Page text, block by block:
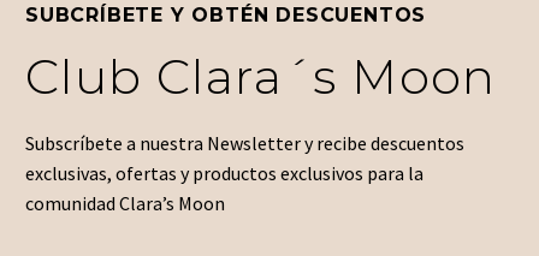
SUBCRÍBETE Y OBTÉN DESCUENTOS
Club Clara´s Moon
Subscríbete a nuestra Newsletter y recibe descuentos
exclusivas, ofertas y productos exclusivos para la
comunidad Clara’s Moon